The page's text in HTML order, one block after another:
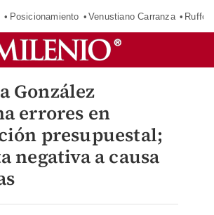
Posicionamiento Venustiano Carranza Ruffo
González
errores en
presupuestal;
negativa a causa